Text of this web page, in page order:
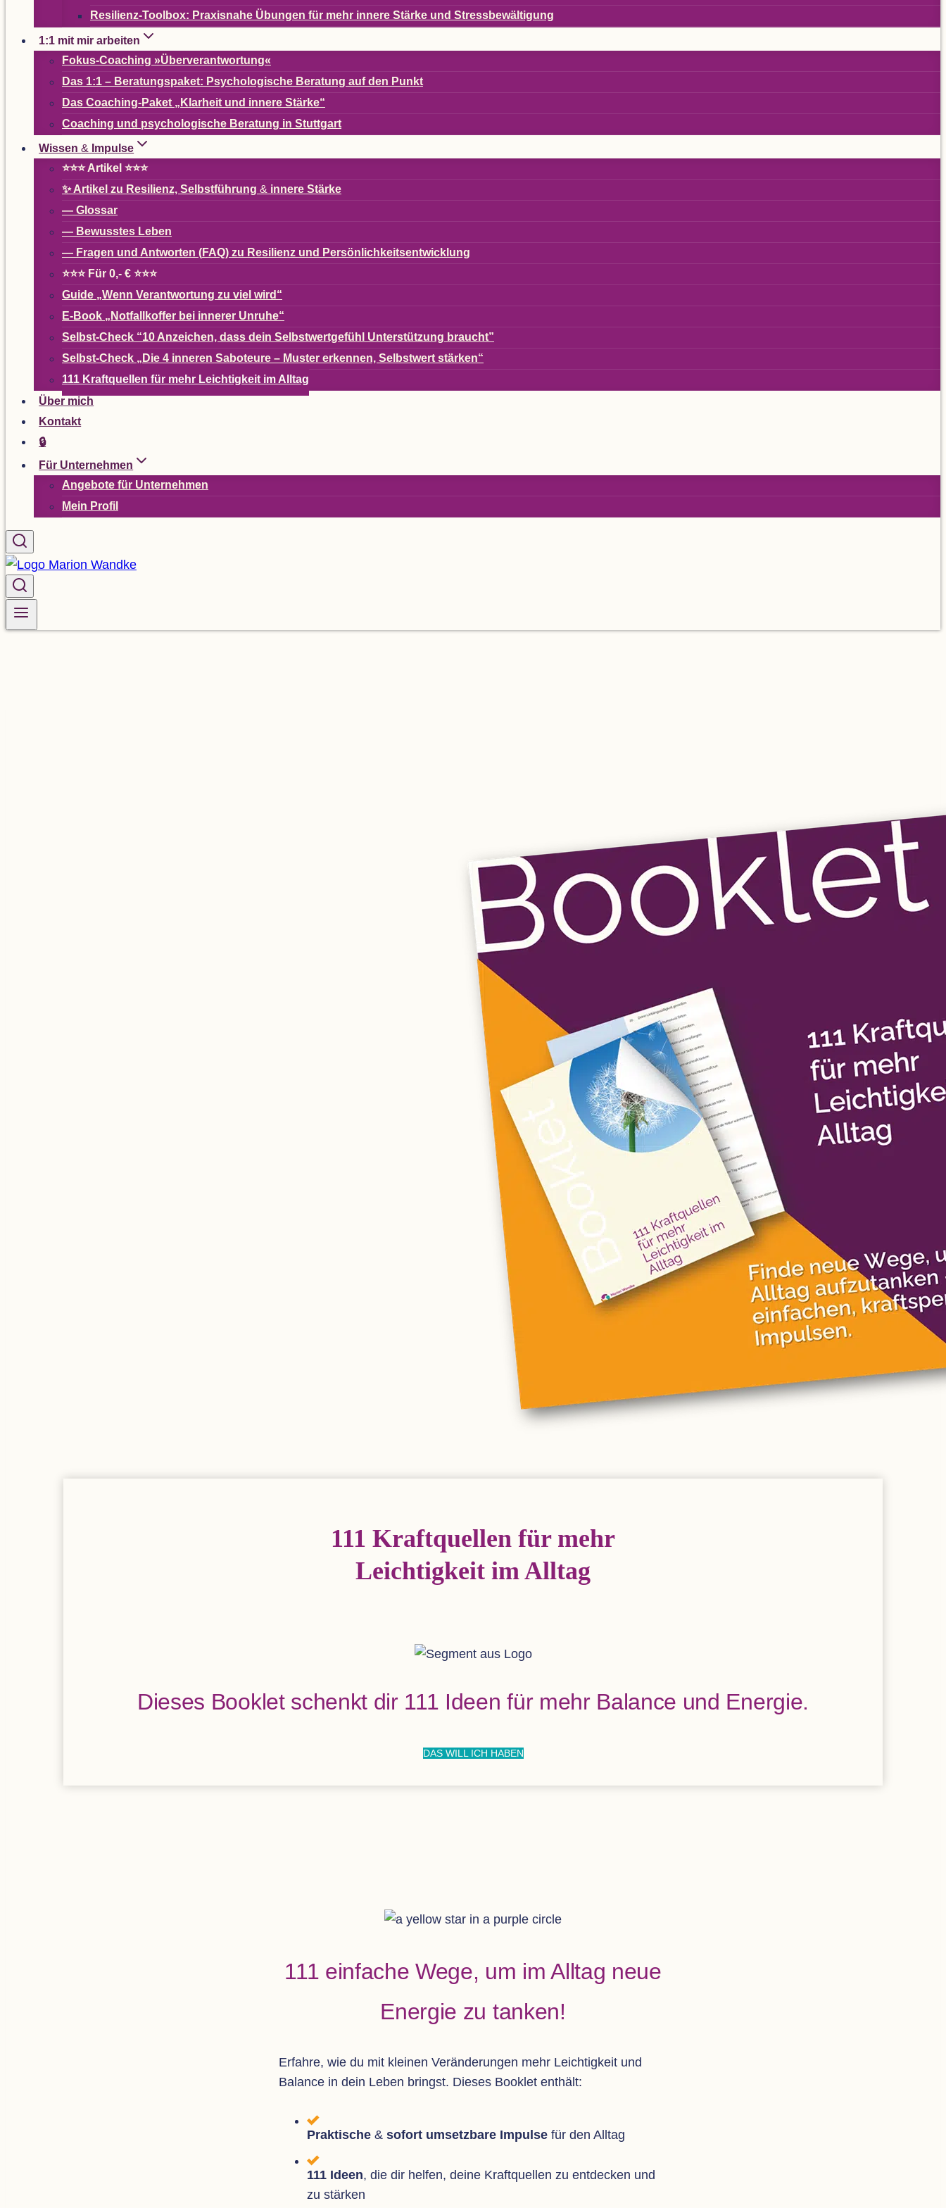
Resi­­li­enz-Tool­­box: Pra­xis­nahe Übun­gen für mehr innere Stärke und Stressbewältigung
1:1 mit mir arbeiten
Fokus-Coa­ching »Über­ver­ant­wor­tung«
Das 1:1 – Bera­tungs­pa­ket: Psy­cho­lo­gi­sche Bera­tung auf den Punkt
Das Coa­ching-Paket „ Klar­heit und innere Stärke“
Coa­ching und psy­cho­lo­gi­sche Bera­tung in Stuttgart
Wis­sen& Impulse
⭐⭐⭐ Arti­kel ⭐⭐⭐
✨ Arti­kel zu Resi­li­enz, Selbst­füh­rung & innere Stärke
— Glos­sar
— Bewuss­tes Leben
— Fra­gen und Ant­wor­ten (FAQ) zu Resi­li­enz und Persönlichkeitsentwicklung
⭐⭐⭐ Für 0,- € ⭐⭐⭐
Guide „Wenn Ver­ant­wor­tung zu viel wird“
E-Book „ Not­fall­kof­fer bei inne­rer Unruhe“
Selbst-Check “10 Anzei­chen, dass dein Selbst­wert­ge­fühl Unter­stüt­zung braucht”
Selbst-Check „ Die 4 inne­ren Sabo­teure – Mus­ter erken­nen, Selbst­wert stärken“
111 Kraft­quel­len für mehr Leich­tig­keit im Alltag
Über mich
Kon­takt
🔒
Für Unter­neh­men
Ange­bote für Unternehmen
Mein Pro­fil
111 Kraft­quel­len für mehr
Leich­tig­keit im Alltag
Die­ses Book­let schenkt dir 111 Ideen für mehr Balance und Energie.
DAS WILL ICH HABEN
111 ein­fa­che Wege, um im All­tag neue
Ener­gie zu tanken!
Erfahre, wie du mit klei­nen Ver­än­de­run­gen mehr Leich­tig­keit und
Balance in dein Leben bringst. Die­ses Book­let enthält:
Prak­ti­sche & sofort umsetz­bare Impulse für den Alltag
111 Ideen, die dir hel­fen, deine Kraft­quel­len zu ent­de­cken und
zu stärken